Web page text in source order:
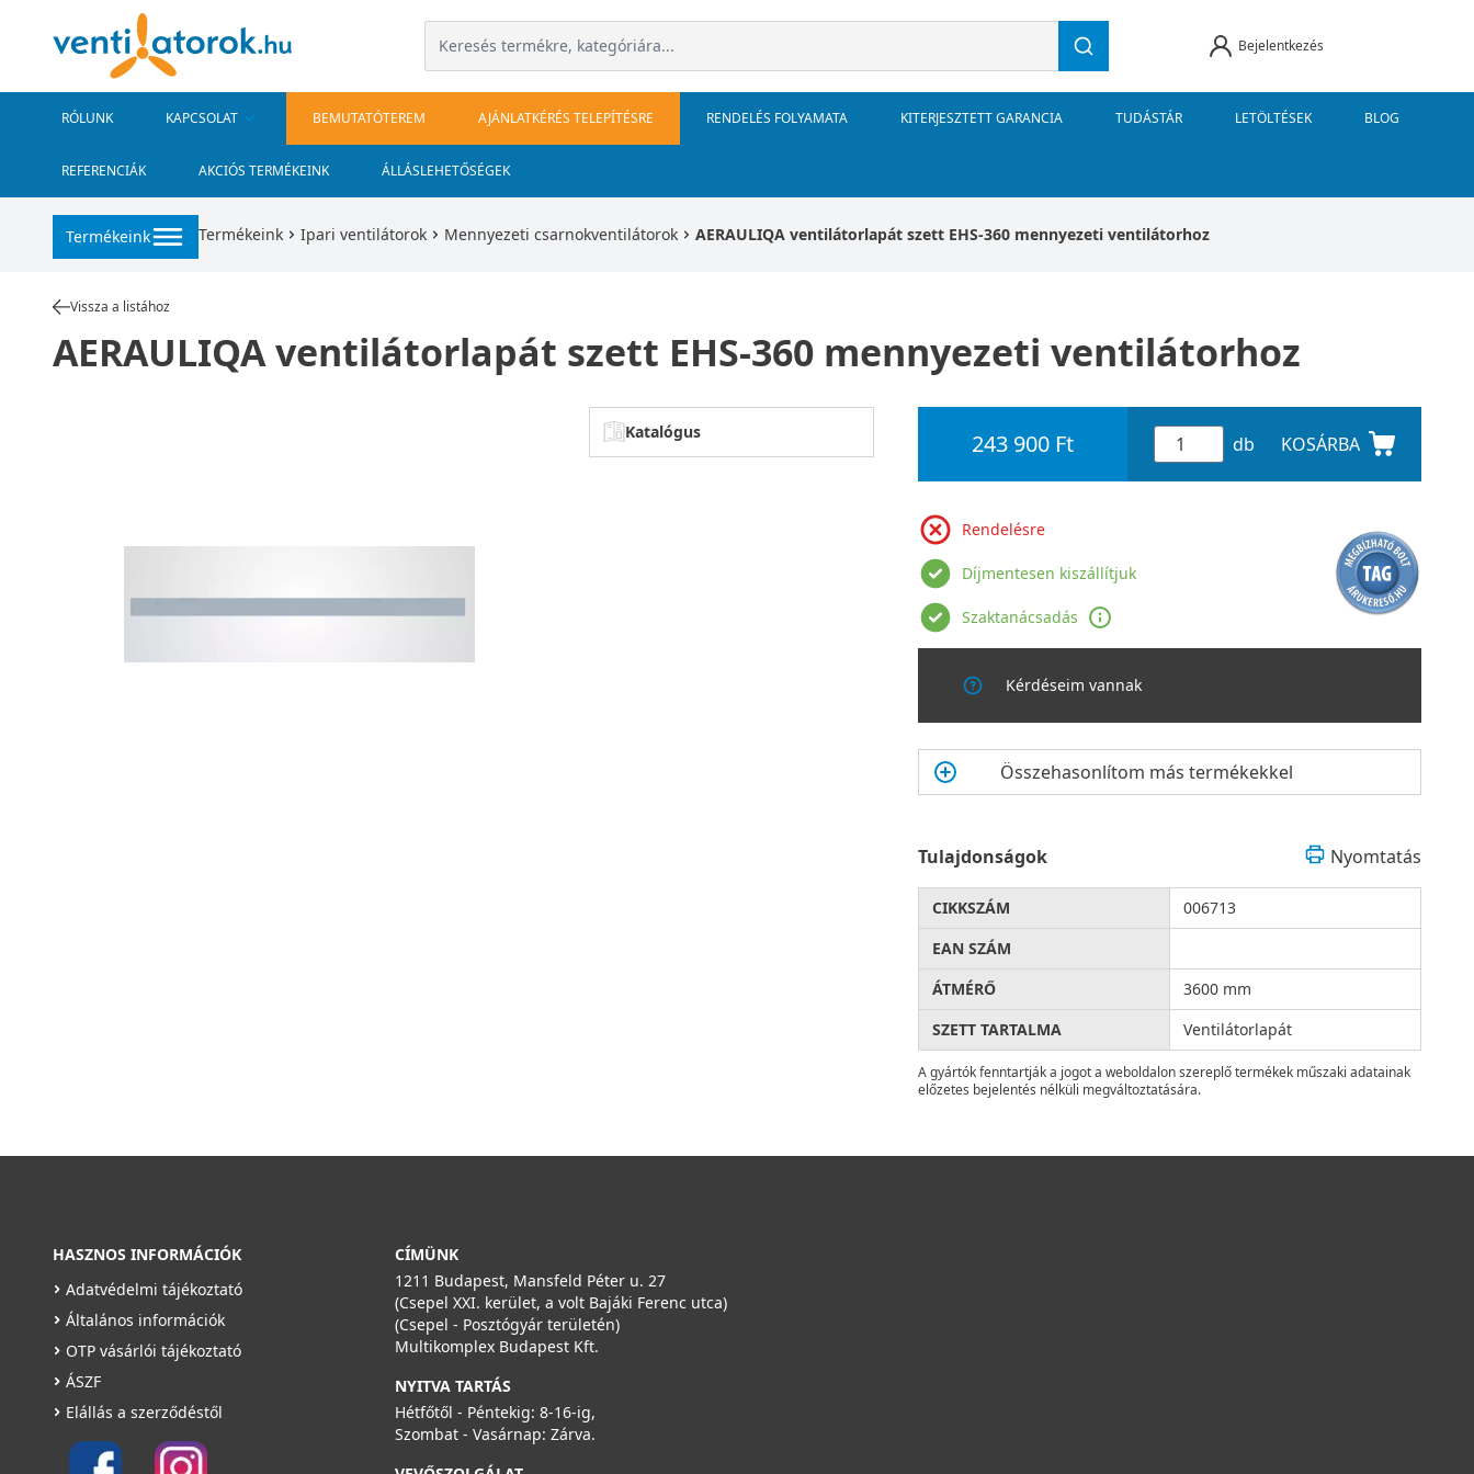
Bejelentkezés
RÓLUNK KAPCSOLAT BEMUTATÓTEREM AJÁNLATKÉRÉS TELEPÍTÉSRE RENDELÉS FOLYAMATA KITERJESZTETT GARANCIA TUDÁSTÁR LETÖLTÉSEK BLOG
REFERENCIÁK AKCIÓS TERMÉKEINK ÁLLÁSLEHETŐSÉGEK
Termékeink Termékeink Ipari ventilátorok Mennyezeti csarnokventilátorok AERAULIQA ventilátorlapát szett EHS-360 mennyezeti ventilátorhoz
Vissza a listához
AERAULIQA ventilátorlapát szett EHS-360 mennyezeti ventilátorhoz
Katalógus 243 900 Ft db KOSÁRBA
Rendelésre
Díjmentesen kiszállítjuk
Szaktanácsadás
Kérdéseim vannak
Összehasonlítom más termékekkel
Tulajdonságok Nyomtatás
CIKKSZÁM
006713
EAN SZÁM
ÁTMÉRŐ
3600 mm
SZETT TARTALMA
Ventilátorlapát
A gyártók fenntartják a jogot a weboldalon szereplő termékek műszaki adatainak
előzetes bejelentés nélküli megváltoztatására.
HASZNOS INFORMÁCIÓK
Adatvédelmi tájékoztató
Általános információk
OTP vásárlói tájékoztató
ÁSZF
Elállás a szerződéstől
CÍMÜNK
1211 Budapest, Mansfeld Péter u. 27
(Csepel XXI. kerület, a volt Bajáki Ferenc utca)
(Csepel - Posztógyár területén)
Multikomplex Budapest Kft.
NYITVA TARTÁS
Hétfőtől - Péntekig: 8-16-ig,
Szombat - Vasárnap: Zárva.